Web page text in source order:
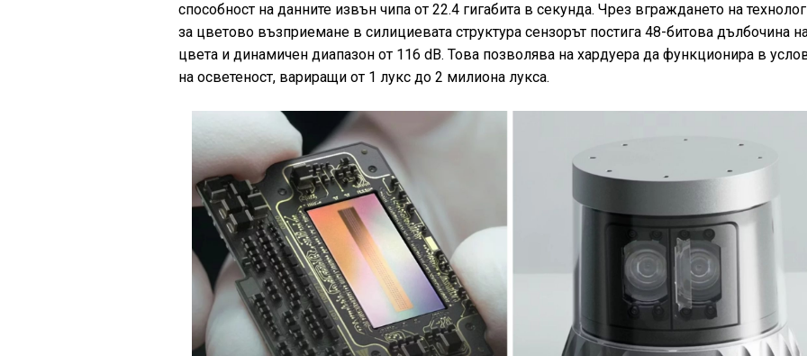
способност на данните извън чипа от 22.4 гигабита в секунда. Чрез вграждането на
за цветово възприемане в силициевата структура сензорът постига 48-битова дълбочина
цвета и динамичен диапазон от 116 dB. Това позволява на хардуера да функционира в
на осветеност, вариращи от 1 лукс до 2 милиона лукса.